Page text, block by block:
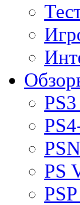
PS